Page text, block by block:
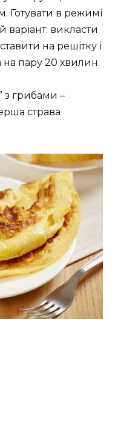
в режимі
варіант: викласти
на решітку і
на пару 20 хвилин.
з грибами –
страва